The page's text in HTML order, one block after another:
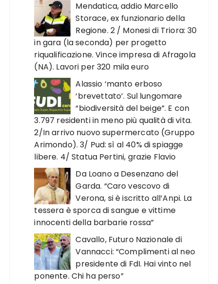
Mendatica, addio Marcello
Storace, ex funzionario della
Regione. 2 / Monesi di Triora: 30
in gara (la seconda) per progetto
riqualificazione. Vince impresa di Afragola
(NA). Lavori per 320 mila euro
Alassio ‘manto erboso
‘brevettato’. Sul lungomare
“biodiversità del beige”. E con
3.797 residenti in meno più qualità di vita.
2/In arrivo nuovo supermercato (Gruppo
Arimondo). 3/ Pud: sì al 40% di spiagge
libere. 4/ Statua Pertini, grazie Flavio
Da Loano a Desenzano del
Garda. “Caro vescovo di
Verona, si è iscritto all’Anpi. La
tessera è sporca di sangue e vittime
innocenti della barbarie rossa”
Cavallo, Futuro Nazionale di
Vannacci: “Complimenti al neo
presidente di FdI. Hai vinto nel
ponente. Chi ha perso”